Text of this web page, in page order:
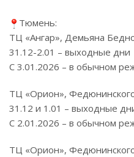
Тюмень:
ТЦ «Ангар», Демьяна
31.12-2.01 – выходные дни
С 3.01.2026 – в обычном
ТЦ «Орион»,
31.12 и 1.01 – выходные
С 2.01.2026 – в обычном
ТЦ «Орион»,